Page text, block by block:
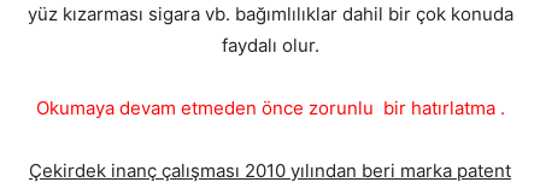
yüz kızarması sigara vb. bağımlılıklar dahil bir çok konuda
faydalı olur.
Okumaya devam etmeden önce zorunlu bir hatırlatma .
Çekirdek inanç çalışması 2010 yılından beri marka patent